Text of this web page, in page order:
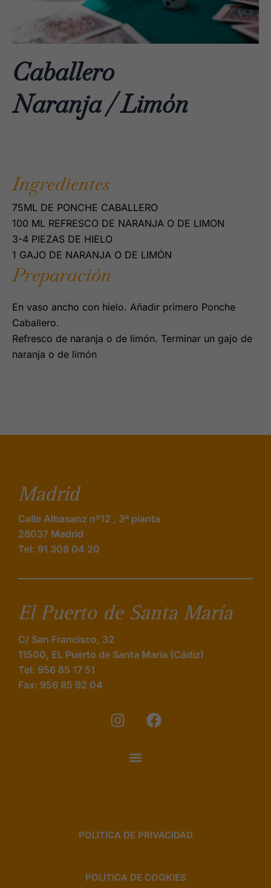
Caballero
Naranja / Limón
Ingredientes
75ML DE PONCHE CABALLERO
100 ML REFRESCO DE NARANJA O DE LIMON
3-4 PIEZAS DE HIELO
1 GAJO DE NARANJA O DE LIMÓN
Preparación
En vaso ancho con hielo. Añadir primero Ponche
Caballero.
Refresco de naranja o de limón. Terminar un gajo de
naranja o de limón
Madrid
Calle Albasanz nº12 , 3ª planta
28037 Madrid
Tel: 91 308 04 20
El Puerto de Santa María
C/ San Francisco, 32
11500, EL Puerto de Santa María (Cádiz)
Tel: 956 85 17 51
Fax: 956 85 92 04
I
n
m
F
a
POLÍTICA DE PRIVACIDAD
POLÍTICA DE COOKIES